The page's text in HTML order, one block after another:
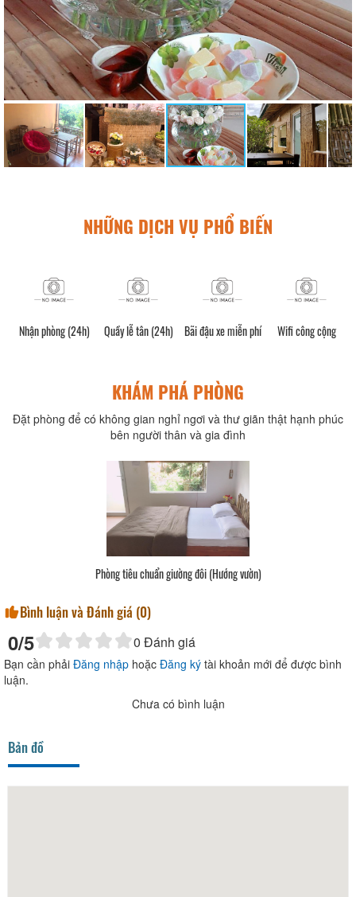
NHỮNG DỊCH VỤ PHỔ BIẾN
(24h) Quầy lễ tân (24h) Bãi đậu xe miễn phí Wifi công cộng
Miễn phí wifi
KHÁM PHÁ PHÒNG
Đặt phòng để có không gian nghỉ ngơi và thư giãn thật hạnh phúc
bên người thân và gia đình
Phòng tiêu chuẩn 2
Bình luận và Đánh giá (0)
0/5 0 Đánh giá
Bạn cần phải Đăng nhập hoặc Đăng ký tài khoản mới để được bình
luận.
Chưa có bình luận
Bản đồ